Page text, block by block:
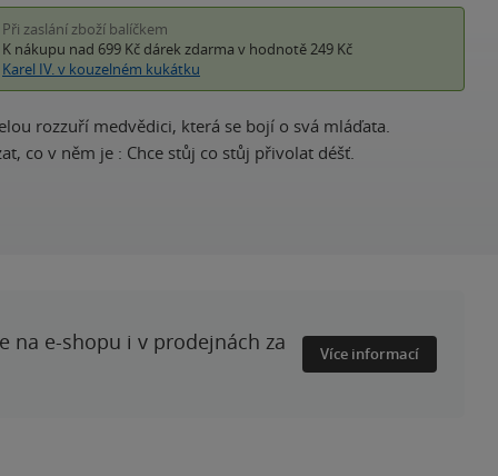
Při zaslání zboží balíčkem
K nákupu nad 699 Kč dárek zdarma v hodnotě 249 Kč
Karel IV. v kouzelném kukátku
rozzuří medvědici, která se bojí o svá mláďata.
co v něm je : Chce stůj co stůj přivolat déšť.
na e-shopu i v prodejnách za
Více informací